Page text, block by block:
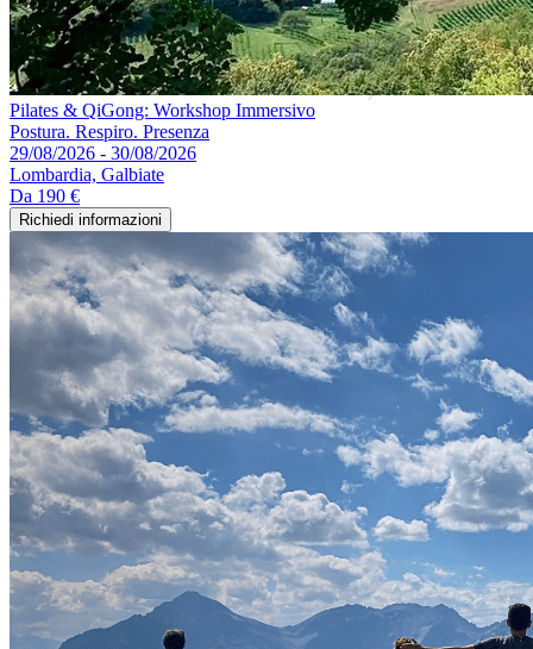
Pilates & QiGong: Workshop Immersivo
Postura. Respiro. Presenza
29/08/2026 - 30/08/2026
Lombardia, Galbiate
Da 190 €
Richiedi informazioni